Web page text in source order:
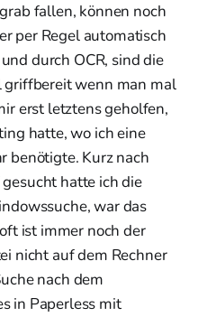
fallen, können noch
per Regel automatisch
durch OCR, sind die
wenn man mal
erst letztens geholfen,
hatte, wo ich eine
benötigte. Kurz nach
hatte ich die
war das
ist immer noch der
nicht auf dem Rechner
nach dem
in Paperless mit